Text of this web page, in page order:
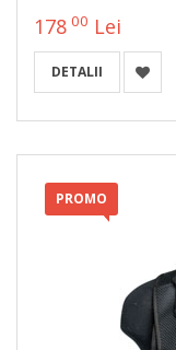
178 00 Lei
DETALII
PROMO